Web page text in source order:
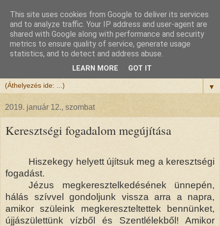
Félix atya
Szeretettel köszöntöm a honlapomra ellátogatót.
▼
2019. január 12., szombat
Keresztségi fogadalom megújítása
Hiszekegy helyett újítsuk meg a keresztségi
fogadást.
Jézus megkeresztelkedésének ünnepén,
hálás szívvel gondoljunk vissza arra a napra,
amikor szüleink megkereszteltettek bennünket,
újjászülettünk vízből és Szentlélekből! Amikor
This site uses cookies from Google to deliver its services
and to analyze traffic. Your IP address and user-agent are
shared with Google along with performance and security
metrics to ensure quality of service, generate usage
statistics, and to detect and address abuse.
LEARN MORE GOT IT